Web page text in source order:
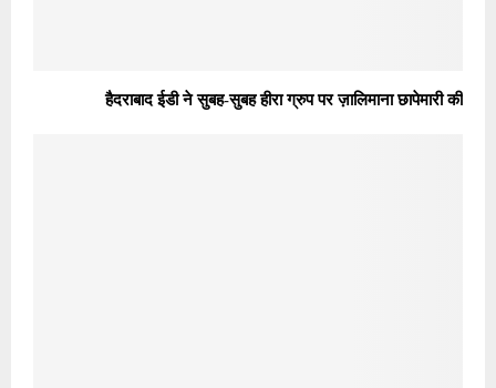
हैदराबाद ईडी ने सुबह-सुबह हीरा ग्रुप पर ज़ालिमाना छापेमारी की